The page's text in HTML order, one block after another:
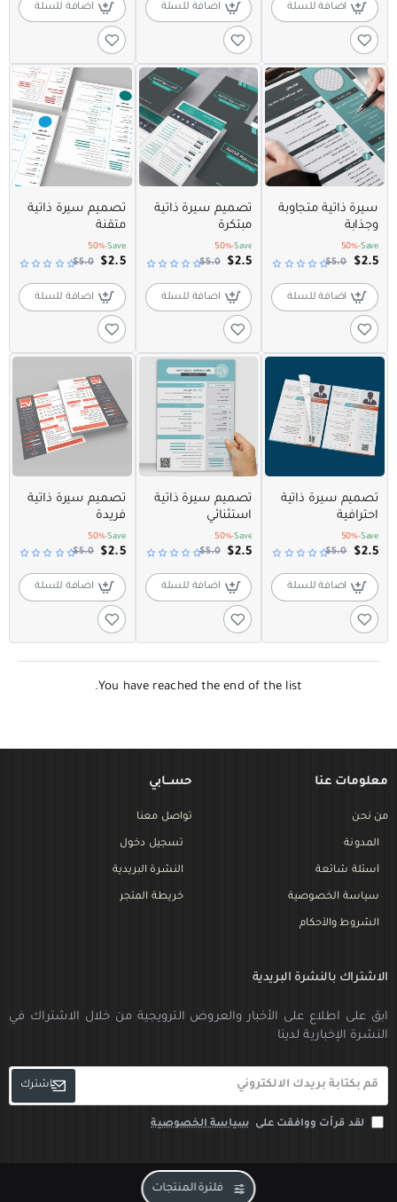
اضافة للسلة اضافة للسلة اضافة للسلة
عرض مميز
سيرة ذاتية متجاوبة
وجذابة
Save
-50%
$2.5
$5.0
اضافة للسلة
عرض مميز
تصميم سيرة ذاتية
مبتكرة
Save
-50%
$2.5
$5.0
اضافة للسلة
عرض مميز
تصميم سيرة ذاتية
متقنة
Save
-50%
$2.5
$5.0
اضافة للسلة
عرض مميز
تصميم سيرة ذاتية
احترافية
Save
-50%
$2.5
$5.0
اضافة للسلة
عرض مميز
تصميم سيرة ذاتية
استثنائي
Save
-50%
$2.5
$5.0
اضافة للسلة
عرض مميز
تصميم سيرة ذاتية
فريدة
Save
-50%
$2.5
$5.0
اضافة للسلة
You have reached the end of the list.
معلومات عنا
من نحن
المدونة
أسئلة شائعة
سياسة الخصوصية
الشروط والأحكام
حســـابي
تواصل معنا
تسجيل دخول
النشرة البريدية
خريطة المتجر
الاشتراك بالنشرة البريدية
ابق على اطلاع على الأخبار والعروض الترويجية من خلال الاشتراك في
النشرة الإخبارية لدينا
قم
بكتابة
بريدك
اشترك
لقد قرأت ووافقت على سياسة الخصوصية
فلترة المنتجات